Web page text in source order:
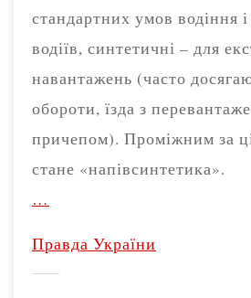
стандартних умов водіння
водіїв, синтетичні – для
навантажень (часто
обороти, їзда з
причепом). Проміжним за
стане «напівсинтетика».
…
Правда України